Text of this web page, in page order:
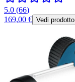
5.0 (66)
169,00 € Vedi prodotto